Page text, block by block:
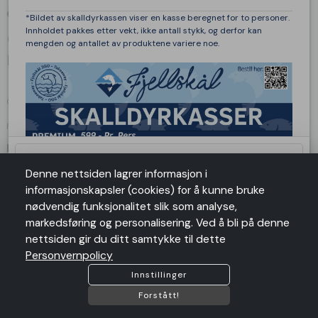
Til antall personer*
Antall
shopping_cart
Legg I Handlekurv
Vennligst velg en variant ovenfor
*Bildet av skalldyrkassen viser en kasse beregnet for to personer.
Innholdet pakkes etter vekt, ikke antall stykk, og derfor kan
mengden og antallet av produktene variere noe.
Om oss
language Strandkaien 3, Bergen, Hordaland , 5013 Bergen
mail bestilling@fjellskaal.no
+4798905898
ORG. NR: 998087783
Følg oss
Lenker
Salgsbetingelser
Angrerett
Personvern
Personvernpolicy
Vi aksepterer følgende betalingstyper:
card_giftcard
COPYRIGHT @2026 bySUSOFT
Denne nettsiden lagrer informasjon i
informasjonskapsler (cookies) for å kunne bruke
nødvendig funksjonalitet slik som analyse,
markedsføring og personalisering. Ved å bli på denne
nettsiden gir du ditt samtykke til dette
Personvernpolicy
Innstillinger
Forstått!